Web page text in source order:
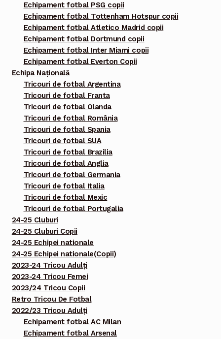
Echipament fotbal PSG copii
Echipament fotbal Tottenham Hotspur copii
Echipament fotbal Atletico Madrid copii
Echipament fotbal Dortmund copii
Echipament fotbal Inter Miami copii
Echipament fotbal Everton Copii
Echipa Națională
Tricouri de fotbal Argentina
Tricouri de fotbal Franta
Tricouri de fotbal Olanda
Tricouri de fotbal România
Tricouri de fotbal Spania
Tricouri de fotbal SUA
Tricouri de fotbal Brazilia
Tricouri de fotbal Anglia
Tricouri de fotbal Germania
Tricouri de fotbal Italia
Tricouri de fotbal Mexic
Tricouri de fotbal Portugalia
24-25 Cluburi
24-25 Cluburi Copii
24-25 Echipei nationale
24-25 Echipei nationale(Copii)
2023-24 Tricou Adulți
2023-24 Tricou Femei
2023/24 Tricou Copii
Retro Tricou De Fotbal
2022/23 Tricou Adulți
Echipament fotbal AC Milan
Echipament fotbal Arsenal